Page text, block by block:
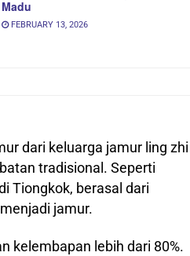
Madu
FEBRUARY 13, 2026
dari keluarga jamur ling zhi
tradisional. Seperti
Tiongkok, berasal dari
jamur.
kelembapan lebih dari 80%.